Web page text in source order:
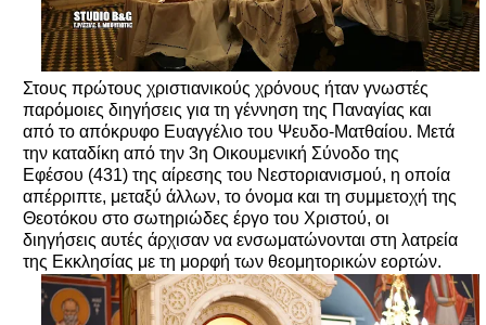
Στους πρώτους χριστιανικούς χρόνους ήταν γνωστές
παρόμοιες διηγήσεις για τη γέννηση της Παναγίας και
από το απόκρυφο Ευαγγέλιο του Ψευδο-Ματθαίου. Μετά
την καταδίκη από την 3η Οικουμενική Σύνοδο της
Εφέσου (431) της αίρεσης του Νεστοριανισμού, η οποία
απέρριπτε, μεταξύ άλλων, το όνομα και τη συμμετοχή της
Θεοτόκου στο σωτηριώδες έργο του Χριστού, οι
διηγήσεις αυτές άρχισαν να ενσωματώνονται στη λατρεία
της Εκκλησίας με τη μορφή των θεομητορικών εορτών.